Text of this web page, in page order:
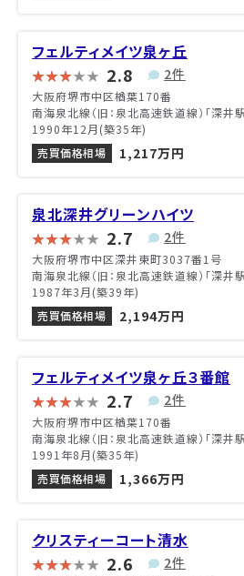
フェルティメイツ泉ヶ丘
2.8 2件
大阪府堺市中区楢葉170番
南海泉北線（旧：泉北高速鉄道線）「深井
1990年12月(築35年)
売買価格相場
1,217万円
泉北深井グリーンハイツ
2.7 2件
大阪府堺市中区深井東町3037番1号
南海泉北線（旧：泉北高速鉄道線）「深井
1987年3月(築39年)
売買価格相場
2,194万円
フェルティメイツ泉ヶ丘３番館
2.7 2件
大阪府堺市中区楢葉170番
南海泉北線（旧：泉北高速鉄道線）「深井
1991年8月(築35年)
売買価格相場
1,366万円
クリスティーコート清水
2.6 2件